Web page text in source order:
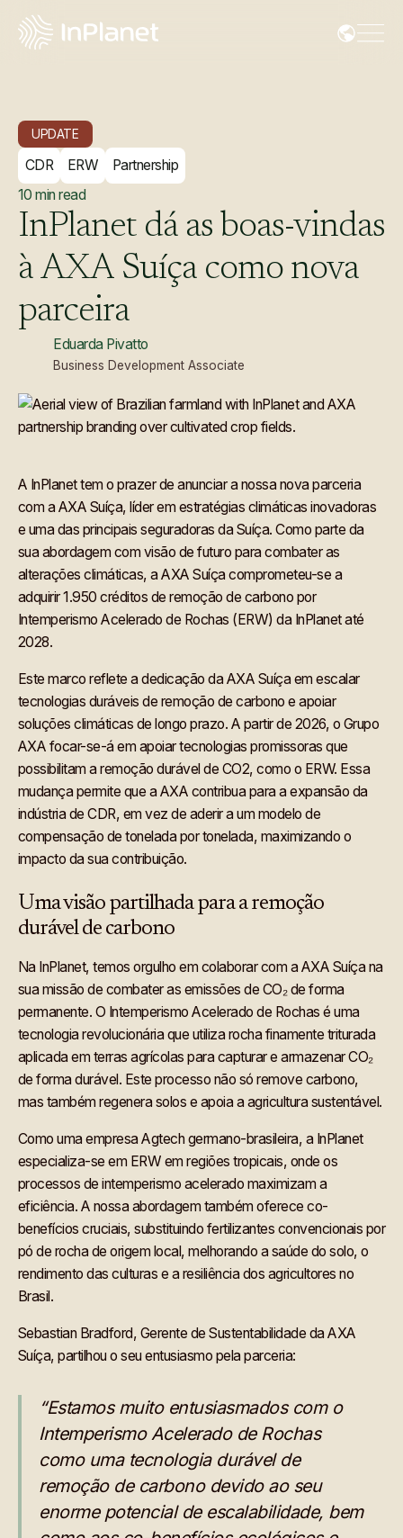
UPDATE
CDR ERW
Partnership
10 min read
InPlanet dá as boas-vindas
à AXA Suíça como nova
parceira
Eduarda Pivatto
Business Development Associate
A InPlanet tem o prazer de anunciar a nossa nova parceria
com a AXA Suíça, líder em estratégias climáticas inovadoras
e uma das principais seguradoras da Suíça. Como parte da
sua abordagem com visão de futuro para combater as
alterações climáticas, a AXA Suíça comprometeu-se a
adquirir 1.950 créditos de remoção de carbono por
Intemperismo Acelerado de Rochas (ERW) da InPlanet até
2028.
Este marco reflete a dedicação da AXA Suíça em escalar
tecnologias duráveis de remoção de carbono e apoiar
soluções climáticas de longo prazo. A partir de 2026, o Grupo
AXA focar-se-á em apoiar tecnologias promissoras que
possibilitam a remoção durável de CO2, como o ERW. Essa
mudança permite que a AXA contribua para a expansão da
indústria de CDR, em vez de aderir a um modelo de
compensação de tonelada por tonelada, maximizando o
impacto da sua contribuição.
Uma visão partilhada para a remoção
durável de carbono
Na InPlanet, temos orgulho em colaborar com a AXA Suíça na
sua missão de combater as emissões de CO₂ de forma
permanente. O Intemperismo Acelerado de Rochas é uma
tecnologia revolucionária que utiliza rocha finamente triturada
aplicada em terras agrícolas para capturar e armazenar CO₂
de forma durável. Este processo não só remove carbono,
mas também regenera solos e apoia a agricultura sustentável.
Como uma empresa Agtech germano-brasileira, a InPlanet
especializa-se em ERW em regiões tropicais, onde os
processos de intemperismo acelerado maximizam a
eficiência. A nossa abordagem também oferece co-
benefícios cruciais, substituindo fertilizantes convencionais por
pó de rocha de origem local, melhorando a saúde do solo, o
rendimento das culturas e a resiliência dos agricultores no
Brasil.
Sebastian Bradford, Gerente de Sustentabilidade da AXA
Suíça, partilhou o seu entusiasmo pela parceria:
“Estamos muito entusiasmados com o
Intemperismo Acelerado de Rochas
como uma tecnologia durável de
remoção de carbono devido ao seu
enorme potencial de escalabilidade, bem